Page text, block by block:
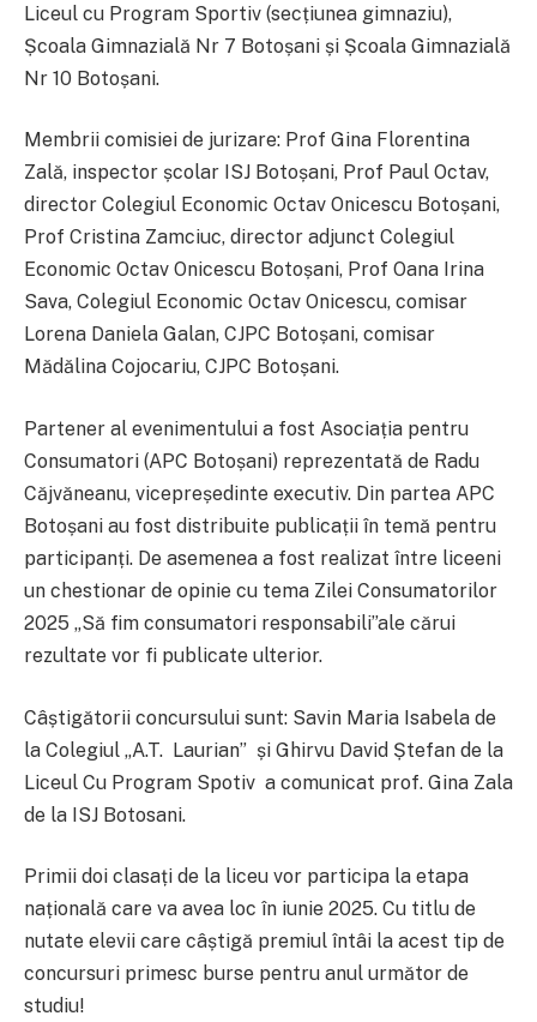
Liceul cu Program Sportiv (secțiunea gimnaziu),
Școala Gimnazială Nr 7 Botoșani și Școala Gimnazială
Nr 10 Botoșani.
Membrii comisiei de jurizare: Prof Gina Florentina
Zală, inspector școlar ISJ Botoșani, Prof Paul Octav,
director Colegiul Economic Octav Onicescu Botoșani,
Prof Cristina Zamciuc, director adjunct Colegiul
Economic Octav Onicescu Botoșani, Prof Oana Irina
Sava, Colegiul Economic Octav Onicescu, comisar
Lorena Daniela Galan, CJPC Botoșani, comisar
Mădălina Cojocariu, CJPC Botoșani.
Partener al evenimentului a fost Asociația pentru
Consumatori (APC Botoșani) reprezentată de Radu
Căjvăneanu, vicepreședinte executiv. Din partea APC
Botoșani au fost distribuite publicații în temă pentru
participanți. De asemenea a fost realizat între liceeni
un chestionar de opinie cu tema Zilei Consumatorilor
2025 „Să fim consumatori responsabili”ale cărui
rezultate vor fi publicate ulterior.
Câștigătorii concursului sunt: Savin Maria Isabela de
la Colegiul „A.T. Laurian” și Ghirvu David Ștefan de la
Liceul Cu Program Spotiv a comunicat prof. Gina Zala
de la ISJ Botosani.
Primii doi clasați de la liceu vor participa la etapa
națională care va avea loc în iunie 2025. Cu titlu de
nutate elevii care câștigă premiul întâi la acest tip de
concursuri primesc burse pentru anul următor de
studiu!